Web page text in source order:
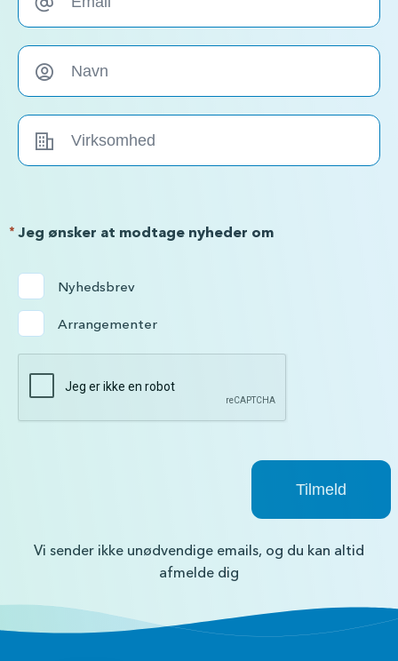
Jeg ønsker at modtage nyheder om
*
Nyhedsbrev
Arrangementer
Vi sender ikke unødvendige emails, og du kan altid
afmelde dig